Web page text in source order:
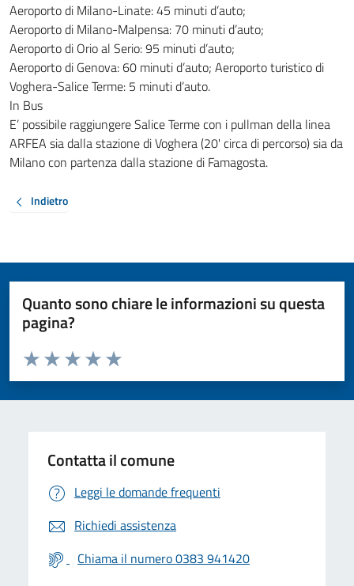
Aeroporto di Milano-Linate: 45 minuti d’auto;
Aeroporto di Milano-Malpensa: 70 minuti d’auto;
Aeroporto di Orio al Serio: 95 minuti d’auto;
Aeroporto di Genova: 60 minuti d’auto; Aeroporto turistico di
Voghera-Salice Terme: 5 minuti d’auto.
In Bus
E’ possibile raggiungere Salice Terme con i pullman della linea
ARFEA sia dalla stazione di Voghera (20' circa di percorso) sia da
Milano con partenza dalla stazione di Famagosta.
Indietro
Quanto sono chiare le informazioni su questa
pagina?
Valuta da 1 a 5 stelle la pagina
Valuta 5 stelle su 5
Valuta 4 stelle su 5
Valuta 3 stelle su 5
Valuta 2 stelle su 5
Valuta 1 stelle su 5
Contatta il comune
Leggi le domande frequenti
Richiedi assistenza
Chiama il numero 0383 941420